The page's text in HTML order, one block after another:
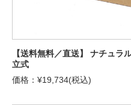
【送料無料／直送】 ナチュラ
立式
価格：¥19,734(税込)